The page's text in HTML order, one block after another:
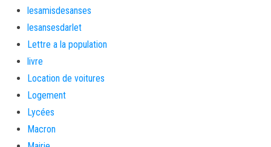
lesamisdesanses
lesansesdarlet
Lettre a la population
livre
Location de voitures
Logement
Lycées
Macron